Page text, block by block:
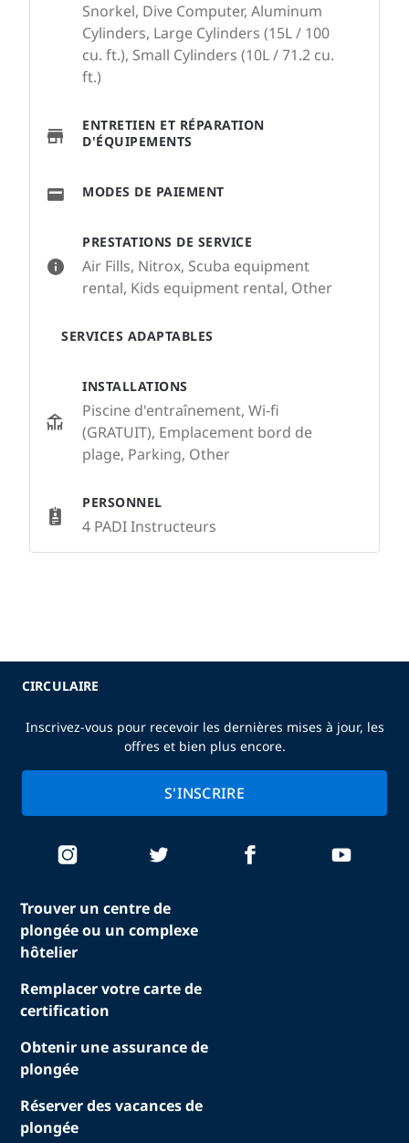
PRESTATIONS DE SERVICE
Air Fills, Nitrox, Scuba equipment
rental, Kids equipment rental, Other
SERVICES ADAPTABLES
INSTALLATIONS
Piscine d'entraînement, Wi-fi
(GRATUIT), Emplacement bord de
plage, Parking, Other
PERSONNEL
4 PADI Instructeurs
Snorkel, Dive Computer, Aluminum
Cylinders, Large Cylinders (15L / 100
cu. ft.), Small Cylinders (10L / 71.2 cu.
ft.)
ENTRETIEN ET RÉPARATION
D'ÉQUIPEMENTS
MODES DE PAIEMENT
Trouver un centre de
plongée ou un complexe
hôtelier
Remplacer votre carte de
certification
Obtenir une assurance de
plongée
Réserver des vacances de
plongée
CIRCULAIRE
Inscrivez-vous pour recevoir les dernières mises à jour, les
offres et bien plus encore.
S'INSCRIRE